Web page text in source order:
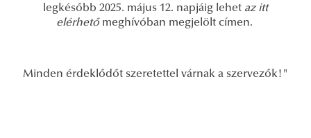
legkésőbb 2025. május 12. napjáig lehet az itt
elérhető meghívóban megjelölt címen.
Minden érdeklődőt szeretettel várnak a szervezők!"